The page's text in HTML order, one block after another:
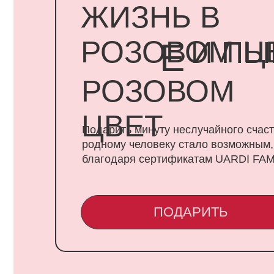
ПОДАРИТЬ
Подарить минуту неслучайного счастья
родному человеку стало возможным,
благодаря сертификатам UARDI FAMILY
ЦВЕТ